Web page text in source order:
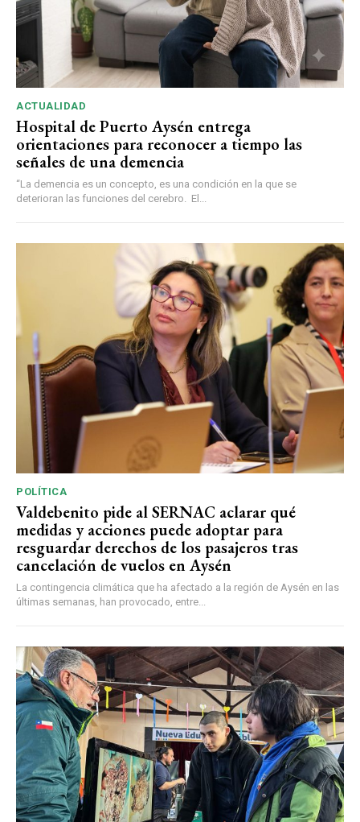
ACTUALIDAD
Hospital de Puerto Aysén entrega
orientaciones para reconocer a tiempo las
señales de una demencia
“La demencia es un concepto, es una condición en la que se
deterioran las funciones del cerebro. El...
POLÍTICA
Valdebenito pide al SERNAC aclarar qué
medidas y acciones puede adoptar para
resguardar derechos de los pasajeros tras
cancelación de vuelos en Aysén
La contingencia climática que ha afectado a la región de Aysén en las
últimas semanas, han provocado, entre...